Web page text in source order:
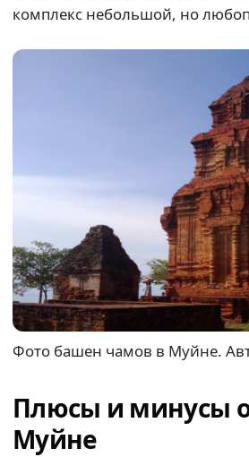
комплекс небольшой, но
Фото башен чамов в Муйне.
Плюсы и минусы
Муйне